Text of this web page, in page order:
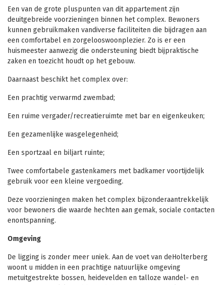
Een van de grote pluspunten van dit appartement zijn
deuitgebreide voorzieningen binnen het complex. Bewoners
kunnen gebruikmaken vandiverse faciliteiten die bijdragen aan
een comfortabel en zorgelooswoonplezier. Zo is er een
huismeester aanwezig die ondersteuning biedt bijpraktische
zaken en toezicht houdt op het gebouw.
Daarnaast beschikt het complex over:
Een prachtig verwarmd zwembad;
Een ruime vergader/recreatieruimte met bar en eigenkeuken;
Een gezamenlijke wasgelegenheid;
Een sportzaal en biljart ruinte;
Twee comfortabele gastenkamers met badkamer voortijdelijk
gebruik voor een kleine vergoeding.
Deze voorzieningen maken het complex bijzonderaantrekkelijk
voor bewoners die waarde hechten aan gemak, sociale contacten
enontspanning.
Omgeving
De ligging is zonder meer uniek. Aan de voet van deHolterberg
woont u midden in een prachtige natuurlijke omgeving
metuitgestrekte bossen, heidevelden en talloze wandel- en